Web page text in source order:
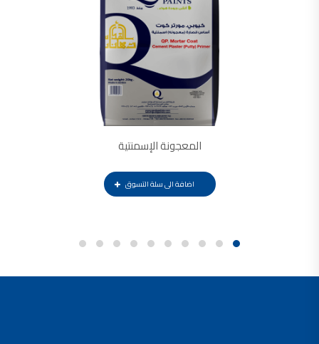
المعجونة الإسمنتية
اضافة الى سلة التسوق